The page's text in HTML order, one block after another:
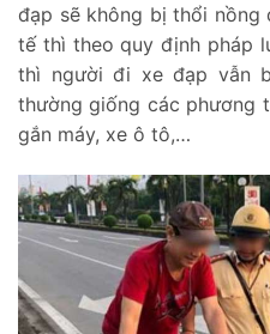
đạp sẽ không bị thổi nồng
tế thì theo quy định pháp
thì người đi xe đạp vẫn
thường giống các phương
gắn máy, xe ô tô,…